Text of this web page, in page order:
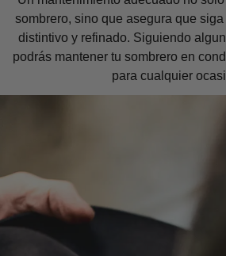
sombrero, sino que asegura que
distintivo y refinado. Siguiendo
podrás mantener tu sombrero en
para cualquier